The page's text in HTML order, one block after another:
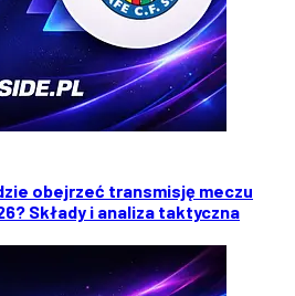
obejrzeć transmisję meczu
Składy i analiza taktyczna